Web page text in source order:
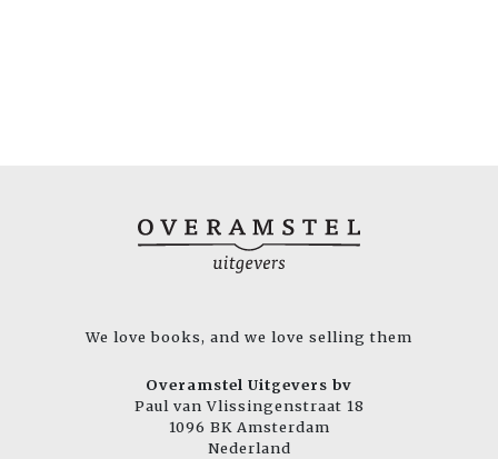
We love books, and we love selling them
Overamstel Uitgevers bv
Paul van Vlissingenstraat 18
1096 BK Amsterdam
Nederland